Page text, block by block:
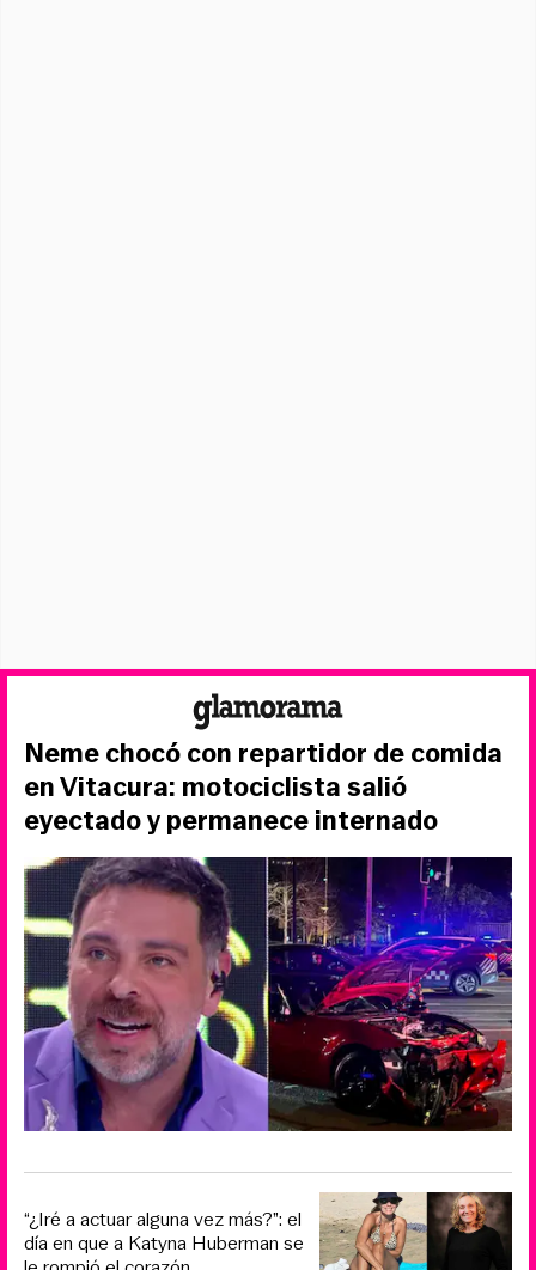
Neme chocó con repartidor de comida
en Vitacura: motociclista salió
eyectado y permanece internado
“¿Iré a actuar alguna vez más?”: el
día en que a Katyna Huberman se